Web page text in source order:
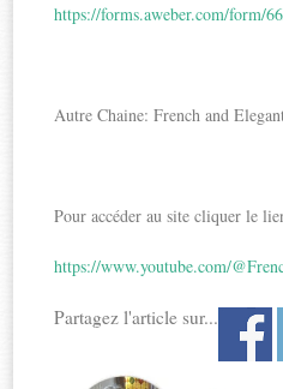
https://forms.aweber.com/form/
Autre Chaine: French and
Pour accéder au site cliquer le
https://www.youtube.com/
Partagez l'article sur...